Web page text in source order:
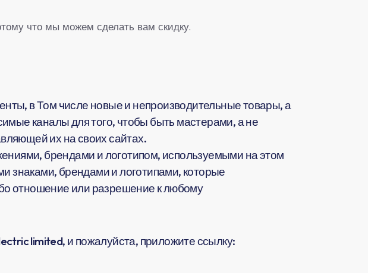
что мы можем сделать вам скидку.
в Том числе новые и непроизводительные товары, а
каналы для того, чтобы быть мастерами, а не
их на своих сайтах.
брендами и логотипом, используемыми на этом
знаками, брендами и логотипами, которые
отношение или разрешение к любому
limited, и пожалуйста, приложите ссылку: